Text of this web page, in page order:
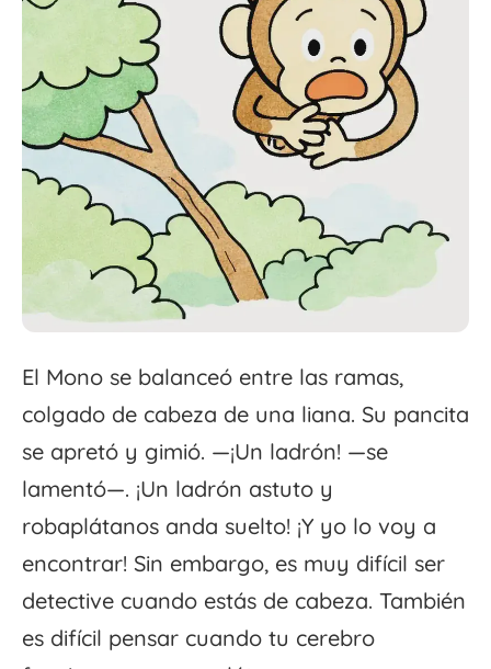
El Mono se balanceó entre las ramas,
colgado de cabeza de una liana. Su pancita
se apretó y gimió. —¡Un ladrón! —se
lamentó—. ¡Un ladrón astuto y
robaplátanos anda suelto! ¡Y yo lo voy a
encontrar! Sin embargo, es muy difícil ser
detective cuando estás de cabeza. También
es difícil pensar cuando tu cerebro